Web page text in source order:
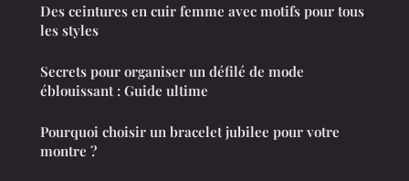
Des ceintures en cuir femme avec motifs pour tous
les styles
Secrets pour organiser un défilé de mode
éblouissant : Guide ultime
Pourquoi choisir un bracelet jubilee pour votre
montre ?